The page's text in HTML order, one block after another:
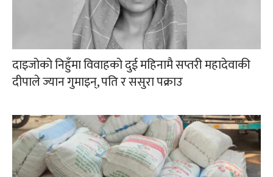
दाइजोको निहुँमा विवाहको दुई महिनामै सप्तरी महादेवाकी
दीपाले ज्यान गुमाइन्, पति र ससुरा पक्राउ